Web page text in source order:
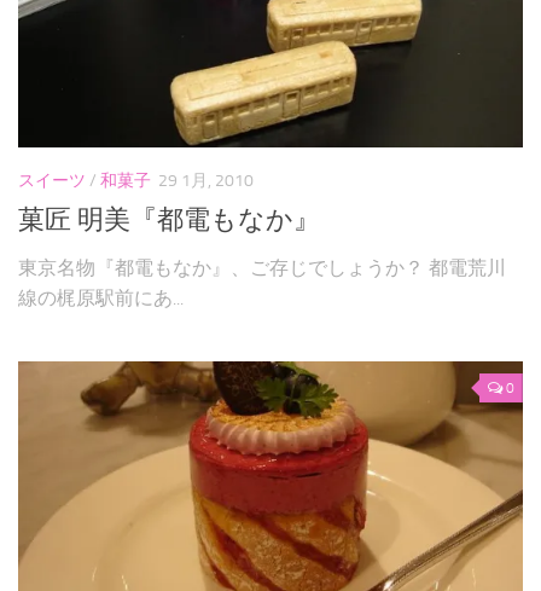
スイーツ / 和菓子 29 1月, 2010
菓匠 明美『都電もなか』
東京名物『都電もなか』、ご存じでしょうか？ 都電荒川
線の梶原駅前にあ...
0